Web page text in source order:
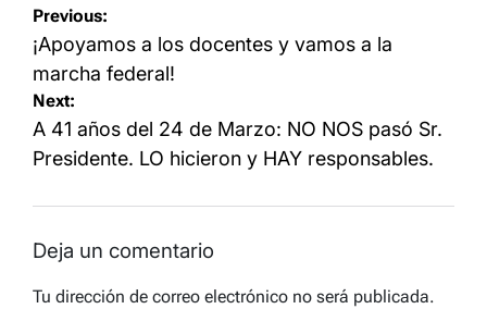
Navegación
de
entradas
Previous:
¡Apoyamos a los docentes y vamos a la
marcha federal!
Next:
A 41 años del 24 de Marzo: NO NOS pasó Sr.
Presidente. LO hicieron y HAY responsables.
Deja un comentario
Tu dirección de correo electrónico no será publicada.